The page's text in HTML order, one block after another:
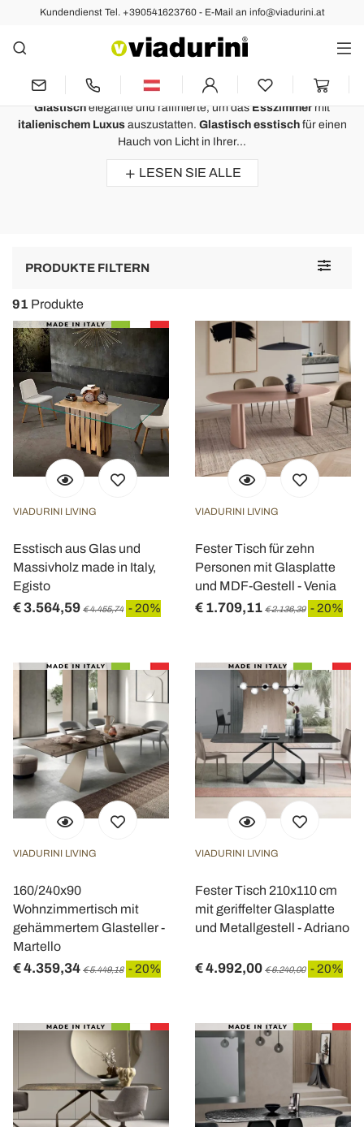
Kundendienst Tel. +390541623760 - E-Mail an info@viadurini.at
Glastisch für Esszimmer - Luxus
Design
Glastischelegante und raffinierte, um dasEsszimmermit
italienischem Luxusauszustatten. Glastisch esstischfür einen
Hauch von Licht in Ihrer...
LESEN SIE ALLE
Toggle
PRODUKTE FILTERN
91 Produkte
VIADURINI LIVING
Esstisch aus Glas und
Massivholz made in Italy,
Egisto
€ 3.564,59 € 4.455,74 - 20%
VIADURINI LIVING
Fester Tisch für zehn
Personen mit Glasplatte
und MDF-Gestell - Venia
€ 1.709,11 € 2.136,39 - 20%
VIADURINI LIVING
160/240x90
Wohnzimmertisch mit
gehämmertem Glasteller -
Martello
€ 4.359,34 € 5.449,18 - 20%
VIADURINI LIVING
Fester Tisch 210x110 cm
mit geriffelter Glasplatte
und Metallgestell - Adriano
€ 4.992,00 € 6.240,00 - 20%